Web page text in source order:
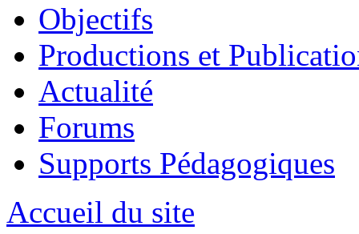
Objectifs
Productions et
Actualité
Forums
Supports Pédagogiques
Accueil du site